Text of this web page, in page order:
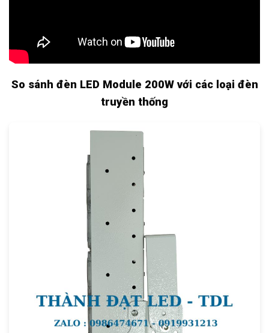
So sánh đèn LED Module 200W với các loại đèn
truyền thống